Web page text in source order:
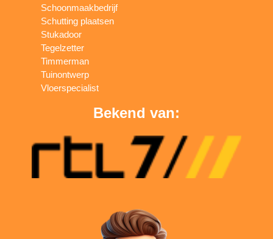
Schoonmaakbedrijf
Schutting plaatsen
Stukadoor
Tegelzetter
Timmerman
Tuinontwerp
Vloerspecialist
Bekend van: